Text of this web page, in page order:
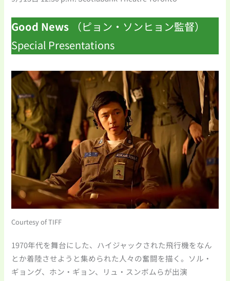
Good News
（ピョン・ソンヒョン監督）
Special Presentations
Courtesy of TIFF
1970年代を舞台にした、ハイジャックされた飛行機をなん
とか着陸させようと集められた人々の奮闘を描く。ソル・
ギョング、ホン・ギョン、リュ・スンボムらが出演